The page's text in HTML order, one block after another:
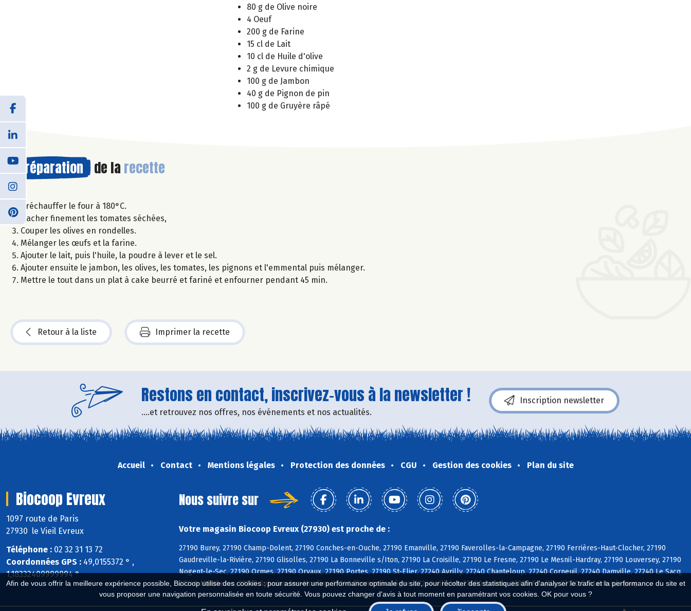
Afin de vous offrir la meilleure expérience possible, Biocoop utilise des cookies : pour assurer une performance optimale du site, pour récolter des statistiques afin d'analyser le trafic et la performance du site et
vous proposer une navigation personnalisée en toute sécurité. Vous pouvez changer d'avis à tout moment en paramétrant vos cookies. OK pour vous ?
80 g de Olive noire
4 Oeuf
200 g de Farine
15 cl de Lait
10 cl de Huile d'olive
2 g de Levure chimique
100 g de Jambon
40 g de Pignon de pin
100 g de Gruyère râpé
Préparation de la recette
Préchauffer le four à 180°C.
Hacher finement les tomates séchées,
Couper les olives en rondelles.
Mélanger les œufs et la farine.
Ajouter le lait, puis l'huile, la poudre à lever et le sel.
Ajouter ensuite le jambon, les olives, les tomates, les pignons et l'emmental puis mélanger.
Mettre le tout dans un plat à cake beurré et fariné et enfourner pendant 45 min.
Retour à la liste Imprimer la recette
Restons en contact, inscrivez-vous à la newsletter !
....et retrouvez nos offres, nos événements et nos actualités.
Inscription newsletter
Accueil Contact Mentions légales Protection des données CGU Gestion des cookies Plan du site
Biocoop Evreux
1097 route de Paris
27930 le Vieil Evreux
Téléphone : 02 32 31 13 72
Coordonnées GPS : 49,0155372 ° ,
1,18332409999994 °
Nous suivre sur
Votre magasin Biocoop Evreux (27930) est proche de :
27190 Burey, 27190 Champ-Dolent, 27190 Conches-en-Ouche, 27190 Emanville, 27190 Faverolles-la-Campagne, 27190 Ferrières-Haut-Clocher, 27190
Gaudreville-la-Rivière, 27190 Glisolles, 27190 La Bonneville s/Iton, 27190 La Croisille, 27190 Le Fresne, 27190 Le Mesnil-Hardray, 27190 Louversey, 27190
Nogent-le-Sec, 27190 Ormes, 27190 Orvaux, 27190 Portes, 27190 St-Elier, 27240 Avrilly, 27240 Chanteloup, 27240 Corneuil, 27240 Damville, 27240 Le Sacq,
27240 Manthelon, 27240 Sylvains-les-Moulins, 27240 Thomer-la-Sôgne, 27240 Villalet, 27000 Evreux, 27930 Fauville, 27120 Fontaine s/s Jouy